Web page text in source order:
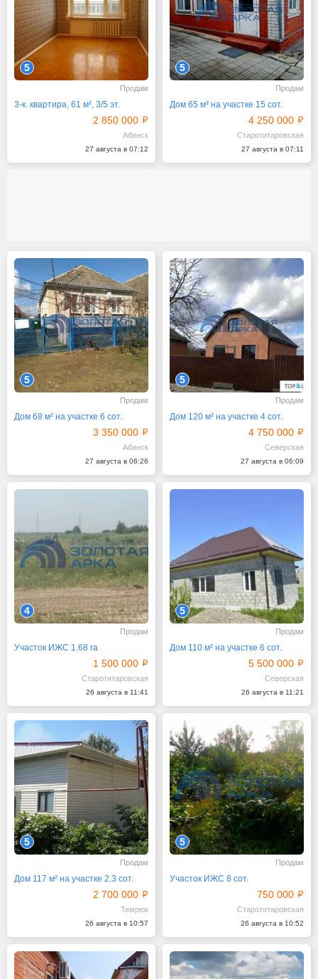
5
Продам
3-к. квартира, 61 м², 3/5 эт.
2 850 000
Абинск
27 августа в 07:12
5
Продам
Дом 65 м² на участке 15 сот.
4 250 000
Старотитаровская
27 августа в 07:11
5
Продам
Дом 68 м² на участке 6 сот.
3 350 000
Абинск
27 августа в 06:26
5
Продам
Дом 120 м² на участке 4 сот.
4 750 000
Северская
27 августа в 06:09
4
Продам
Участок ИЖС 1.68 га
1 500 000
Старотитаровская
26 августа в 11:41
5
Продам
Дом 110 м² на участке 6 сот.
5 500 000
Северская
26 августа в 11:21
5
Продам
Дом 117 м² на участке 2.3 сот.
2 700 000
Темрюк
26 августа в 10:57
5
Продам
Участок ИЖС 8 сот.
750 000
Старотитаровская
26 августа в 10:52